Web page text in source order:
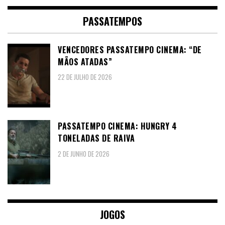
PASSATEMPOS
VENCEDORES PASSATEMPO CINEMA: “DE
MÃOS ATADAS”
22 DE JULHO DE 2026
PASSATEMPO CINEMA: HUNGRY 4
TONELADAS DE RAIVA
2 DE JUNHO DE 2026
JOGOS